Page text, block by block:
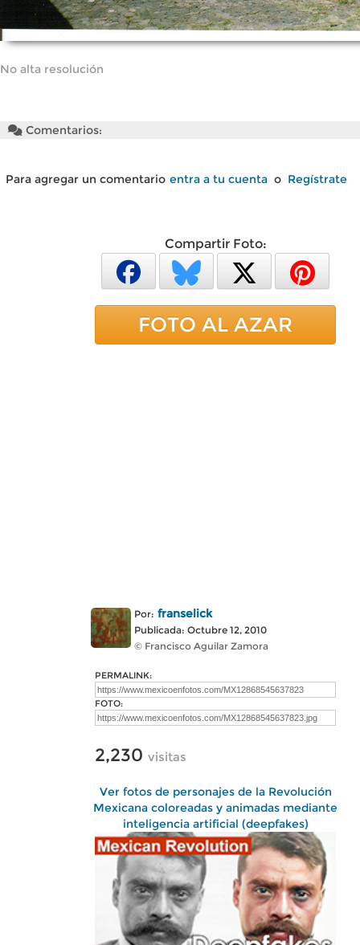
No alta resolución
Comentarios:
Para agregar un comentario entra a tu cuenta o Regístrate
Compartir Foto:
FOTO AL AZAR
Por: franselick
Publicada: Octubre 12, 2010
© Francisco Aguilar Zamora
PERMALINK:
FOTO:
2,230 visitas
Ver fotos de personajes de la Revolución
Mexicana coloreadas y animadas mediante
inteligencia artificial (deepfakes)